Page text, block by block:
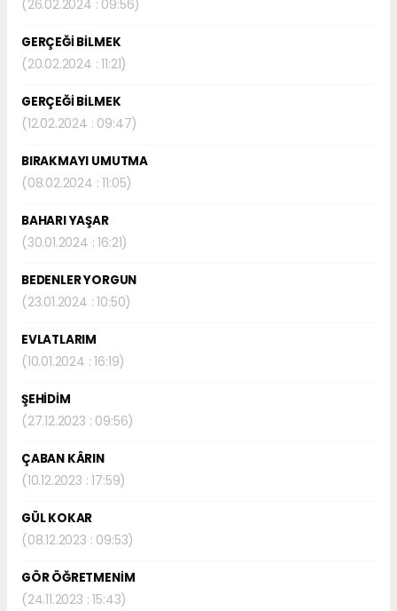
(26.02.2024 : 09:56)
GERÇEĞİ BİLMEK
(20.02.2024 : 11:21)
GERÇEĞİ BİLMEK
(12.02.2024 : 09:47)
BIRAKMAYI UMUTMA
(08.02.2024 : 11:05)
BAHARI YAŞAR
(30.01.2024 : 16:21)
BEDENLER YORGUN
(23.01.2024 : 10:50)
EVLATLARIM
(10.01.2024 : 16:19)
ŞEHİDİM
(27.12.2023 : 09:56)
ÇABAN KÂRIN
(10.12.2023 : 17:59)
GÜL KOKAR
(08.12.2023 : 09:53)
GÖR ÖĞRETMENİM
(24.11.2023 : 15:43)